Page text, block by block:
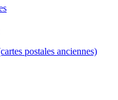
postales anciennes)